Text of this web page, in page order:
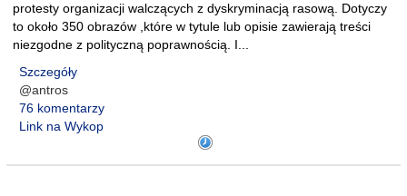
protesty organizacji walczących z dyskryminacją rasową. Dotyczy
to około 350 obrazów ,które w tytule lub opisie zawierają treści
niezgodne z polityczną poprawnością. I...
Szczegóły
@antros
76 komentarzy
Link na Wykop